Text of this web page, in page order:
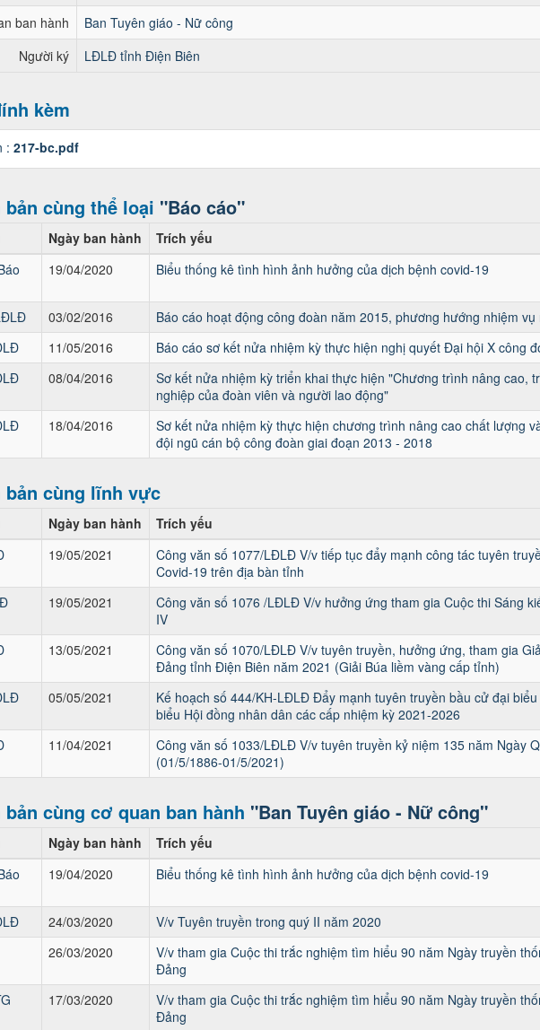
ban hành
Ban Tuyên giáo - Nữ công
Người ký
LĐLĐ tỉnh Điện Biên
kèm
: 217-bc.pdf
bản cùng thể loại "Báo cáo"
Ngày ban hành
Trích yếu
19/04/2020 Biểu thống kê tình hình ảnh hưởng của dịch bệnh covid-19
03/02/2016
Báo cáo hoạt động công đoàn năm 2015, phương hướng nhiệm vụ
11/05/2016
Báo cáo sơ kết nửa nhiệm kỳ thực hiện nghị quyết Đại hội X công
08/04/2016
Sơ kết nửa nhiệm kỳ triển khai thực hiện "Chương trình nâng cao,
nghiệp của đoàn viên và người lao động"
18/04/2016
Sơ kết nửa nhiệm kỳ thực hiện chương trình nâng cao chất lượng
đội ngũ cán bộ công đoàn giai đoạn 2013 - 2018
bản cùng lĩnh vực
Ngày ban hành
Trích yếu
19/05/2021
Công văn số 1077/LĐLĐ V/v tiếp tục đẩy mạnh công tác tuyên
Covid-19 trên địa bàn tỉnh
19/05/2021
Công văn số 1076 /LĐLĐ V/v hưởng ứng tham gia Cuộc thi Sáng
IV
13/05/2021
Công văn số 1070/LĐLĐ V/v tuyên truyền, hưởng ứng, tham gia
Đảng tỉnh Điện Biên năm 2021 (Giải Búa liềm vàng cấp tỉnh)
05/05/2021
Kế hoạch số 444/KH-LĐLĐ Đẩy mạnh tuyên truyền bầu cử đại
biểu Hội đồng nhân dân các cấp nhiệm kỳ 2021-2026
11/04/2021
Công văn số 1033/LĐLĐ V/v tuyên truyền kỷ niệm 135 năm Ngày
(01/5/1886-01/5/2021)
bản cùng cơ quan ban hành "Ban Tuyên giáo - Nữ công"
Ngày ban hành
Trích yếu
19/04/2020 Biểu thống kê tình hình ảnh hưởng của dịch bệnh covid-19
24/03/2020
V/v Tuyên truyền trong quý II năm 2020
26/03/2020
V/v tham gia Cuộc thi trắc nghiệm tìm hiểu 90 năm Ngày truyền
Đảng
17/03/2020
V/v tham gia Cuộc thi trắc nghiệm tìm hiểu 90 năm Ngày truyền
Đảng